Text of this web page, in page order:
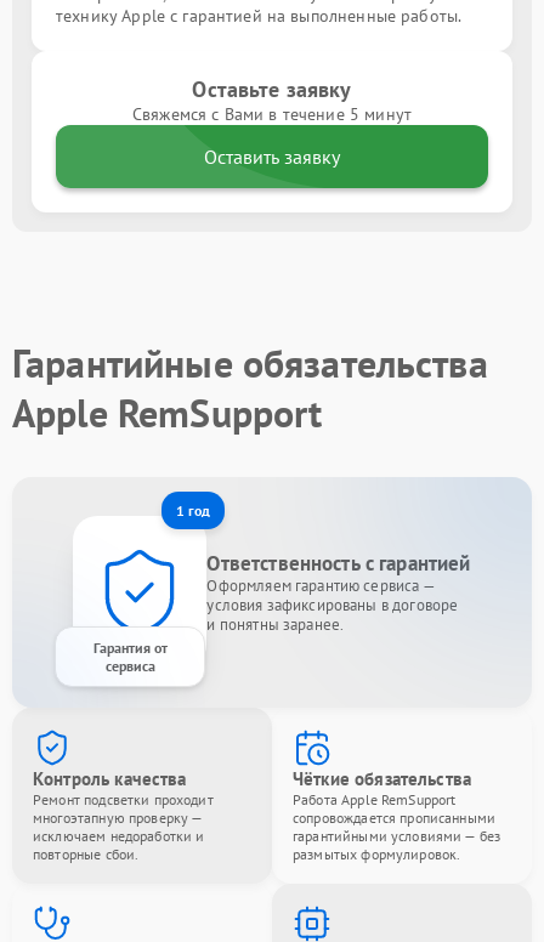
технику Apple с гарантией на выполненные работы.
Оставьте заявку
Свяжемся с Вами в течение 5 минут
Оставить заявку
Гарантийные обязательства
Apple RemSupport
1 год
Гарантия от
сервиса
Ответственность с гарантией
Оформляем гарантию сервиса —
условия зафиксированы в договоре
и понятны заранее.
Контроль качества
Ремонт подсветки проходит
многоэтапную проверку —
исключаем недоработки и
повторные сбои.
Чёткие обязательства
Работа Apple RemSupport
сопровождается прописанными
гарантийными условиями — без
размытых формулировок.